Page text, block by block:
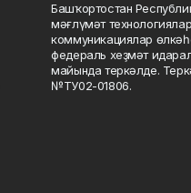
Башҡортостан
мәғлүмәт
коммуникациялар
федераль хеҙмәт
майында теркәлде.
№ТУ02-01806.